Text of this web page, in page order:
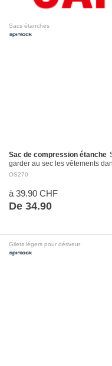
Sacs étanches
Sac de compression étanche
garder au sec les vêtements
avec fermeture Roll-Top et…
OS270
à 39.90 CHF
De 34.90
Gilets légers pour dériveur